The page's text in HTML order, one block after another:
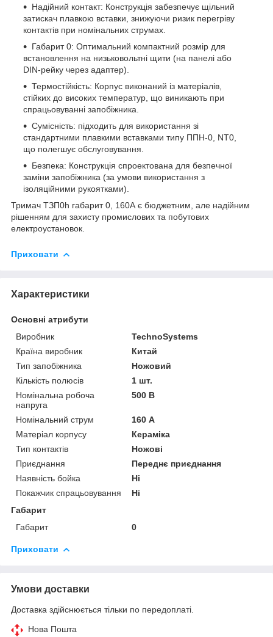
Надійний контакт: Конструкція забезпечує щільний
затискач плавкою вставки, знижуючи ризик перегріву
контактів при номінальних струмах.
Габарит 0: Оптимальний компактний розмір для
встановлення на низьковольтні щити (на панелі або
DIN-рейку через адаптер).
Термостійкість: Корпус виконаний із матеріалів,
стійких до високих температур, що виникають при
спрацьовуванні запобіжника.
Сумісність: підходить для використання зі
стандартними плавкими вставками типу ППН-0, NT0,
що полегшує обслуговування.
Безпека: Конструкція спроектована для безпечної
заміни запобіжника (за умови використання з
ізоляційними рукоятками).
Тримач ТЗП0h габарит 0, 160А є бюджетним, але надійним
рішенням для захисту промислових та побутових
електроустановок.
Приховати
Характеристики
Основні атрибути
Виробник
TechnoSystems
Країна виробник
Китай
Тип запобіжника
Ножовий
Кількість полюсів
1 шт.
Номінальна робоча
напруга
500 В
Номінальний струм
160 А
Матеріал корпусу
Кераміка
Тип контактів
Ножові
Приєднання
Переднє приєднання
Наявність бойка
Ні
Покажчик спрацьовування
Ні
Габарит
Габарит
0
Приховати
Умови доставки
Доставка здійснюється тільки по передоплаті.
Нова Пошта